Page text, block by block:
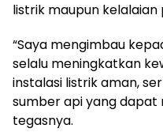
listrik maupun kelalaian
“Saya mengimbau
selalu meningkatkan
instalasi listrik aman,
sumber api yang dapat
tegasnya.